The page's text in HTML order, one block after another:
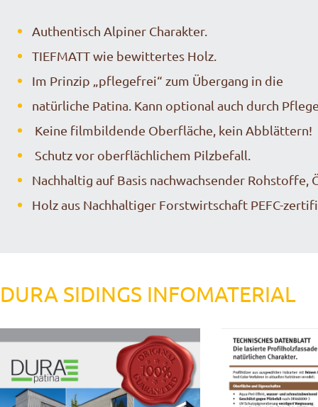
Authentisch Alpiner Charakter.
TIEFMATT wie bewittertes Holz.
Im Prinzip „pflegefrei“ zum Übergang in die
natürliche Patina. Kann optional auch durch
Keine filmbildende Oberfläche, kein Abblättern!
Schutz vor oberflächlichem Pilzbefall.
Nachhaltig auf Basis nachwachsender Rohstoffe,
Holz aus Nachhaltiger Forstwirtschaft PEFC-
DURA SIDINGS INFOMATERIAL